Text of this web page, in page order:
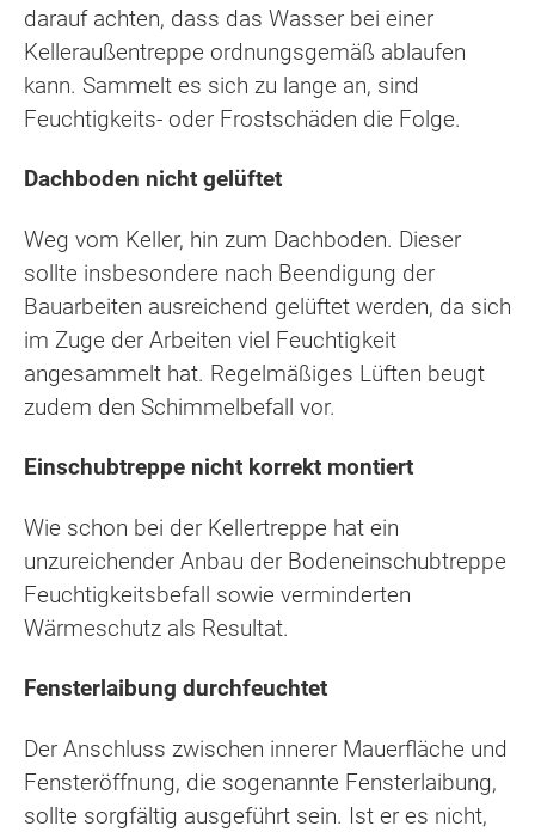
darauf achten, dass das Wasser bei einer
Kelleraußentreppe ordnungsgemäß ablaufen
kann. Sammelt es sich zu lange an, sind
Feuchtigkeits- oder Frostschäden die Folge.
Dachboden nicht gelüftet
Weg vom Keller, hin zum Dachboden. Dieser
sollte insbesondere nach Beendigung der
Bauarbeiten ausreichend gelüftet werden, da sich
im Zuge der Arbeiten viel Feuchtigkeit
angesammelt hat. Regelmäßiges Lüften beugt
zudem den Schimmelbefall vor.
Einschubtreppe nicht korrekt montiert
Wie schon bei der Kellertreppe hat ein
unzureichender Anbau der Bodeneinschubtreppe
Feuchtigkeitsbefall sowie verminderten
Wärmeschutz als Resultat.
Fensterlaibung durchfeuchtet
Der Anschluss zwischen innerer Mauerfläche und
Fensteröffnung, die sogenannte Fensterlaibung,
sollte sorgfältig ausgeführt sein. Ist er es nicht,